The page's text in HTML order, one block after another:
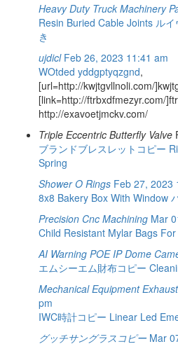
Heavy Duty Truck Machinery
Resin Buried Cable Joints ル
き
ujdicl Feb 26, 2023 11:41 am
WOtded yddgptyqzgnd,
[url=http://kwjtgvllnoli.com/
[link=http://ftrbxdfmezyr.com/
http://exavoetjmckv.com/
Triple Eccentric Butterfly Valve
ブランドブレスレットコピー
Spring
Shower O Rings Feb 27, 2023
8x8 Bakery Box With Window
Precision Cnc Machining Mar
Child Resistant Mylar Bags
AI Warning POE IP Dome
エムシーエム財布コピー
Mechanical Equipment
pm
IWC時計コピー Linear Led
グッチサングラスコピー Mar